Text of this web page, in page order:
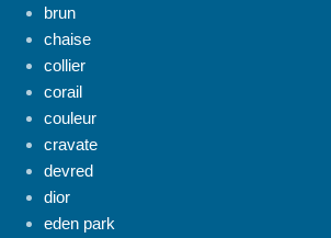
brun
chaise
collier
corail
couleur
cravate
devred
dior
eden park